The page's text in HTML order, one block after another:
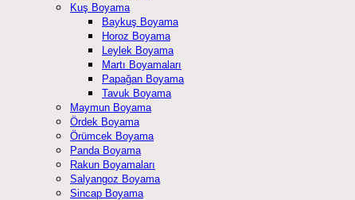
Kuş Boyama
Baykuş Boyama
Horoz Boyama
Leylek Boyama
Martı Boyamaları
Papağan Boyama
Tavuk Boyama
Maymun Boyama
Ördek Boyama
Örümcek Boyama
Panda Boyama
Rakun Boyamaları
Salyangoz Boyama
Sincap Boyama